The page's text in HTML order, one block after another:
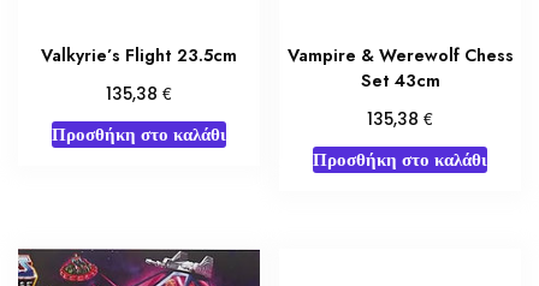
Valkyrie’s Flight 23.5cm
135,38 €
Προσθήκη στο καλάθι
Vampire & Werewolf Chess
Set 43cm
135,38€
Προσθήκη στο καλάθι